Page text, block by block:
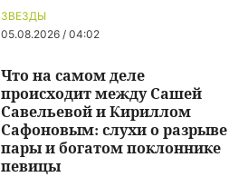
ЗВЕЗДЫ
05.08.2026 / 04:02
Что на самом деле
происходит между Сашей
Савельевой и Кириллом
Сафоновым: слухи о разрыве
пары и богатом поклоннике
певицы